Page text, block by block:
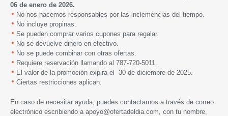
06 de enero de 2026.
No nos hacemos responsables por las inclemencias del tiempo.
No incluye propinas.
Se pueden comprar varios cupones para regalar.
No se devuelve dinero en efectivo.
No se puede combinar con otras ofertas.
Requiere reservación llamando al 787-720-5011.
El valor de la promoción expira el 30 de diciembre de 2025.
Ciertas restricciones aplican.
En caso de necesitar ayuda, puedes contactarnos a través de correo
electrónico escribiendo a apoyo@ofertadeldia.com , con tu nombre,